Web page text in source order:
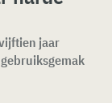
jaar